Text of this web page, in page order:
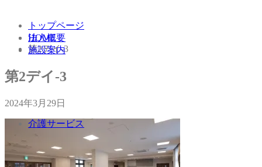
トップページ
法人概要
施設案内
介護サービス
HOME
第2デイ-3
第2デイ-3
2024年3月29日